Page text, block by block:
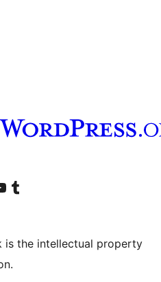
account
ons YouTube kanaal
Bezoek ons Tumblr account
is the intellectual property